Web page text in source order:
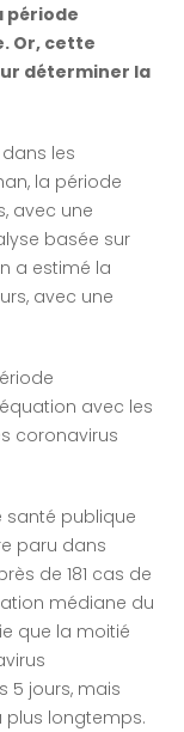
période
Or, cette
déterminer la
les
la période
avec une
basée sur
a estimé la
avec une
avec les
coronavirus
santé publique
paru dans
de 181 cas de
médiane du
que la moitié
5 jours, mais
plus longtemps.